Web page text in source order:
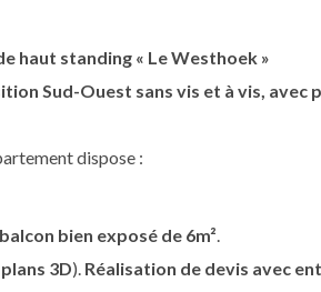
haut standing « Le Westhoek »
Sud-Ouest sans vis et à vis, avec
dispose :
balcon bien exposé de 6m².
plans 3D). Réalisation de devis avec